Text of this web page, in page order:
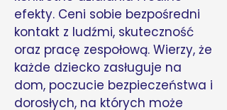
efekty. Ceni sobie bezpośredni
kontakt z ludźmi, skuteczność
oraz pracę zespołową. Wierzy, że
każde dziecko zasługuje na
dom, poczucie bezpieczeństwa i
dorosłych, na których może